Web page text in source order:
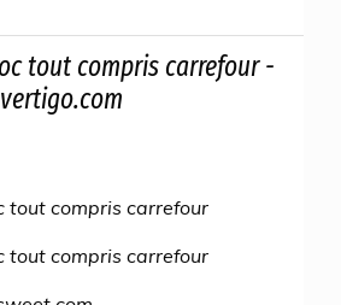
tout compris carrefour -
tout compris carrefour
tout compris carrefour